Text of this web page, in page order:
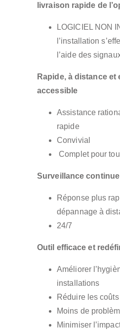
livraison rapide de
LOGICIEL NON
l’installation
l’aide des
Rapide, à distance et
accessible
Assistance
rapide
Convivial
Complet pour
Surveillance
Réponse plus
dépannage à
24/7
Outil efficace et
Améliorer
installations
Réduire les
Moins de
Minimiser